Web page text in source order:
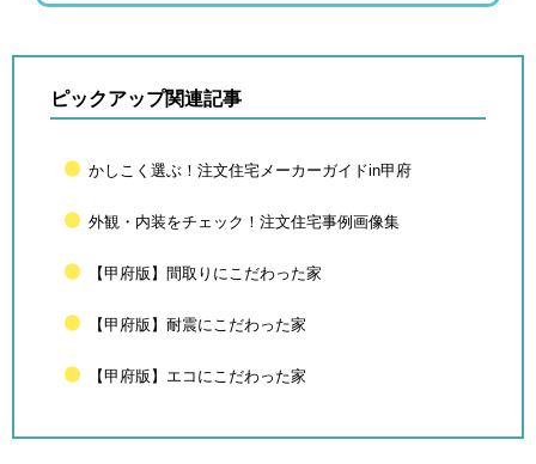
ピックアップ関連記事
かしこく選ぶ！注文住宅メーカーガイドin甲府
外観・内装をチェック！注文住宅事例画像集
【甲府版】間取りにこだわった家
【甲府版】耐震にこだわった家
【甲府版】エコにこだわった家